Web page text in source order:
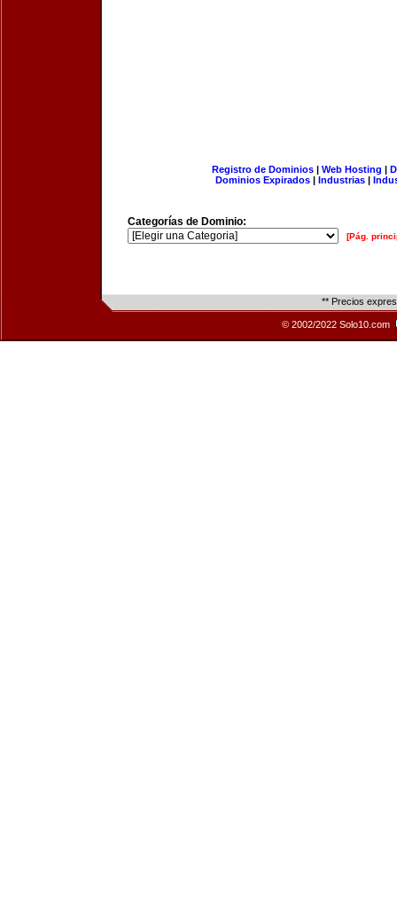
Registro de Dominios| Web Hosting |
Dominios Expirados | Industrias |
Categorías de Dominio:
[Pág.
** Precios
© 2002/2022 Solo10.com